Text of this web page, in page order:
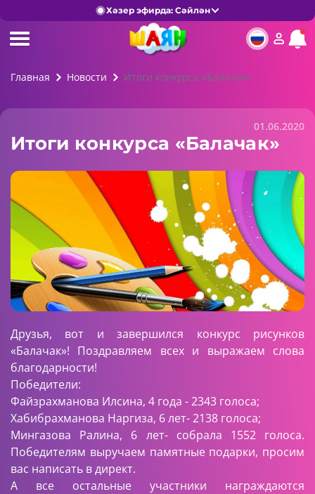
Хәзер эфирда: Сәйлән
Главная Новости Итоги конкурса «Балачак»
01.06.2020
Итоги конкурса «Балачак»
Друзья, вот и завершился конкурс рисунков
«Балачак»! Поздравляем всех и выражаем слова
благодарности!
Победители:
Файзрахманова Илсина, 4 года - 2343 голоса;
Хабибрахманова Наргиза, 6 лет- 2138 голоса;
Мингазова Ралина, 6 лет- собрала 1552 голоса.
Победителям выручаем памятные подарки, просим
вас написать в директ.
А все остальные участники награждаются